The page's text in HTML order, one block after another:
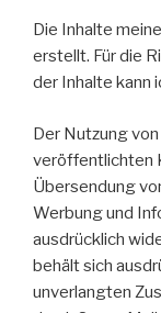
Die Inhalte
erstellt. Für die
der Inhalte kann
Der Nutzung
veröffentlichten
Übersendung
Werbung und
ausdrücklich
behält sich
unverlangten